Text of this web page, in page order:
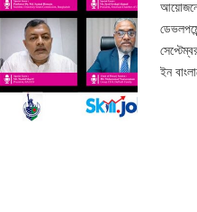
আয়োজনে
ইন